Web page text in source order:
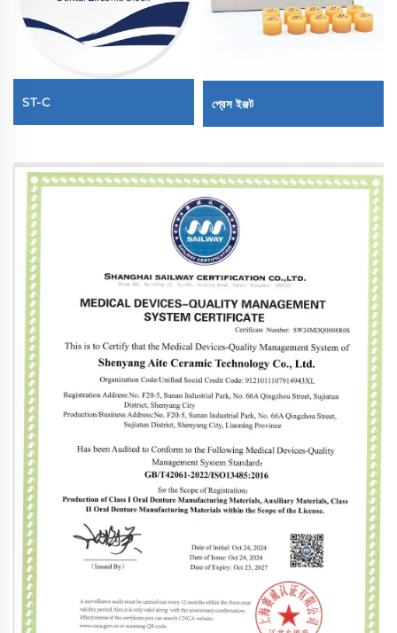
ST-C প্রেস ইঞ্জট